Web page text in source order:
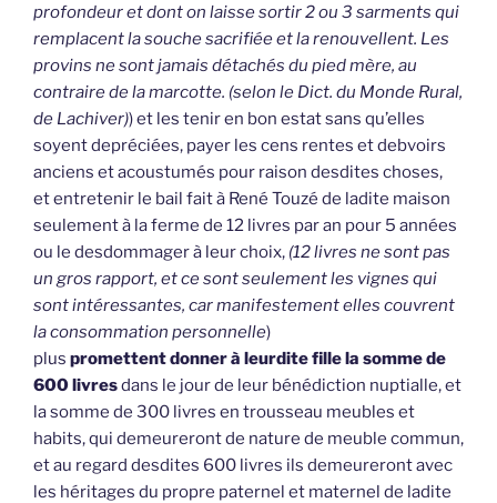
profondeur et dont on laisse sortir 2 ou 3 sarments qui
remplacent la souche sacrifiée et la renouvellent. Les
provins ne sont jamais détachés du pied mère, au
contraire de la marcotte. (selon le Dict. du Monde Rural,
de Lachiver)) et les tenir en bon estat sans qu’elles
soyent depréciées, payer les cens rentes et debvoirs
anciens et acoustumés pour raison desdites choses,
et entretenir le bail fait à René Touzé de ladite maison
seulement à la ferme de 12 livres par an pour 5 années
ou le desdommager à leur choix, (12 livres ne sont pas
un gros rapport, et ce sont seulement les vignes qui
sont intéressantes, car manifestement elles couvrent
la consommation personnelle)
plus promettent donner à leurdite fille la somme de
600 livresdans le jour de leur bénédiction nuptialle, et
la somme de 300 livres en trousseau meubles et
habits, qui demeureront de nature de meuble commun,
et au regard desdites 600 livres ils demeureront avec
les héritages du propre paternel et maternel de ladite